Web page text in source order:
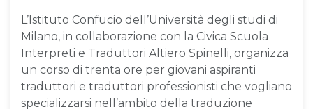
L’Istituto Confucio dell’Università degli studi di
Milano, in collaborazione con la Civica Scuola
Interpreti e Traduttori Altiero Spinelli, organizza
un corso di trenta ore per giovani aspiranti
traduttori e traduttori professionisti che vogliano
specializzarsi nell’ambito della traduzione